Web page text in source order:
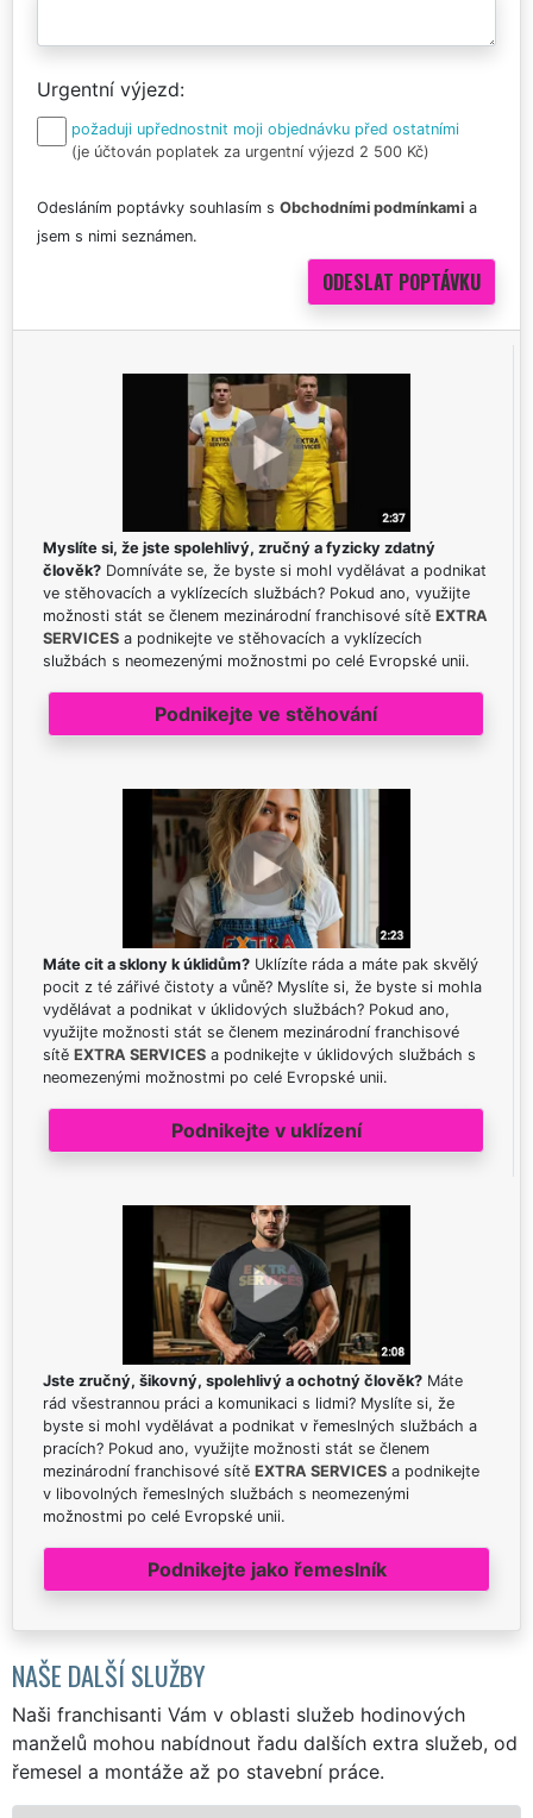
Urgentní výjezd
požaduji upřednostnit moji objednávku před ostatními
(je účtován poplatek za urgentní výjezd 2 500 Kč)
Odesláním poptávky souhlasím s Obchodními podmínkami a
jsem s nimi seznámen.
Myslíte si, že jste spolehlivý, zručný a fyzicky zdatný
člověk? Domníváte se, že byste si mohl vydělávat a podnikat
ve stěhovacích a vyklízecích službách? Pokud ano, využijte
možnosti stát se členem mezinárodní franchisové sítě EXTRA
SERVICES a podnikejte ve stěhovacích a vyklízecích
službách s neomezenými možnostmi po celé Evropské unii.
Podnikejte ve stěhování
Máte cit a sklony k úklidům? Uklízíte ráda a máte pak skvělý
pocit z té zářivé čistoty a vůně? Myslíte si, že byste si mohla
vydělávat a podnikat v úklidových službách? Pokud ano,
využijte možnosti stát se členem mezinárodní franchisové
sítě EXTRA SERVICES a podnikejte v úklidových službách s
neomezenými možnostmi po celé Evropské unii.
Podnikejte v uklízení
Jste zručný, šikovný, spolehlivý a ochotný člověk? Máte
rád všestrannou práci a komunikaci s lidmi? Myslíte si, že
byste si mohl vydělávat a podnikat v řemeslných službách a
pracích? Pokud ano, využijte možnosti stát se členem
mezinárodní franchisové sítě EXTRA SERVICES a podnikejte
v libovolných řemeslných službách s neomezenými
možnostmi po celé Evropské unii.
Podnikejte jako řemeslník
NAŠE DALŠÍ SLUŽBY
Naši franchisanti Vám v oblasti služeb hodinových
manželů mohou nabídnout řadu dalších extra služeb, od
řemesel a montáže až po stavební práce.